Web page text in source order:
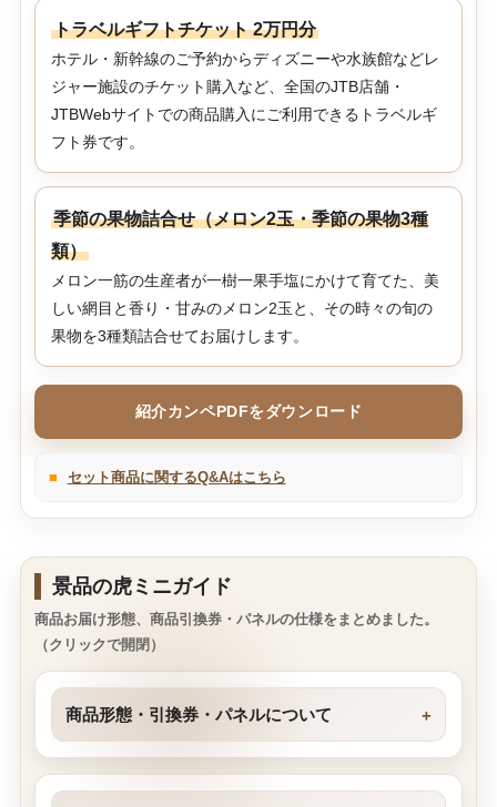
トラベルギフトチケット 2万円分
ホテル・新幹線のご予約からディズニーや水族館などレ
ジャー施設のチケット購入など、全国のJTB店舗・
JTBWebサイトでの商品購入にご利用できるトラベルギ
フト券です。
季節の果物詰合せ（メロン2玉・季節の果物3種
類）
メロン一筋の生産者が一樹一果手塩にかけて育てた、美
しい網目と香り・甘みのメロン2玉と、その時々の旬の
果物を3種類詰合せてお届けします。
紹介カンペPDFをダウンロード
■ セット商品に関するQ&Aはこちら
景品の虎ミニガイド
商品お届け形態、商品引換券・パネルの仕様をまとめました。
（クリックで開閉）
商品形態・引換券・パネルについて